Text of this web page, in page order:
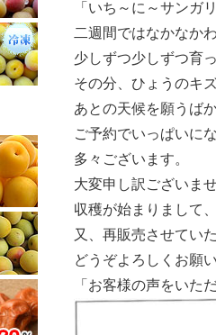
「いち～に～サンガ
二週間ではなかなか
少しずつ少しずつ育
その分、ひょうのキ
あとの天候を願うば
ご予約でいっぱいに
多々ございます。
大変申し訳ございませ
収穫が始まりまして
又、再販売させてい
どうぞよろしくお願
「お客様の声をいた